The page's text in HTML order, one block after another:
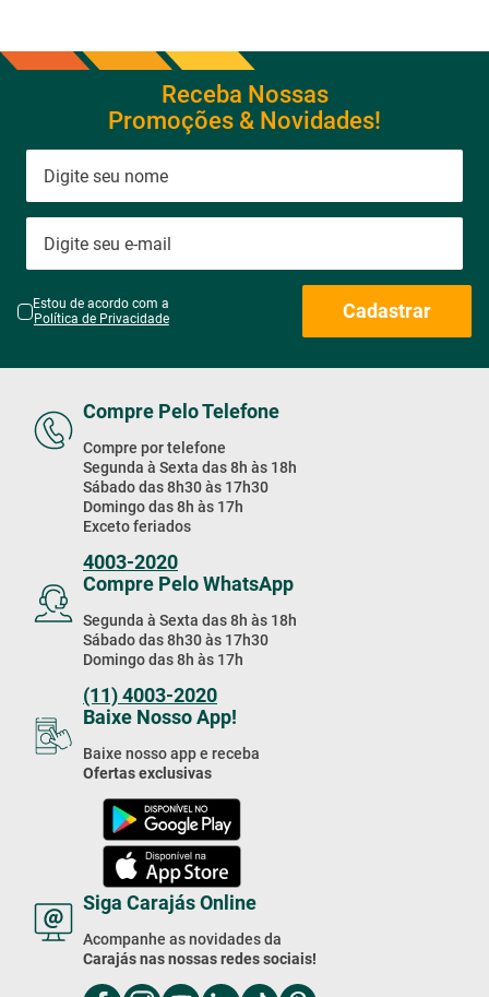
Receba Nossas
Promoções & Novidades!
Estou de acordo com a
Política de Privacidade
Cadastrar
Compre Pelo Telefone
Compre por telefone
Segunda à Sexta das 8h às 18h
Sábado das 8h30 às 17h30
Domingo das 8h às 17h
Exceto feriados
4003-2020
Compre Pelo WhatsApp
Segunda à Sexta das 8h às 18h
Sábado das 8h30 às 17h30
Domingo das 8h às 17h
(11) 4003-2020
Baixe Nosso App!
Baixe nosso app e receba
Ofertas exclusivas
Siga Carajás Online
Acompanhe as novidades da
Carajás nas nossas redes sociais!